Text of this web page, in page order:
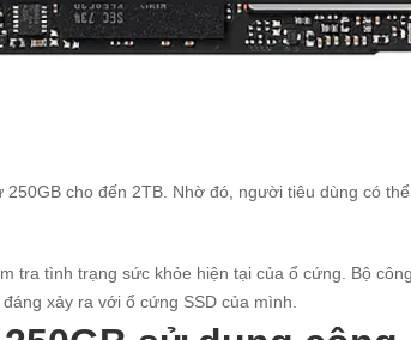
cho đến 2TB. Nhờ đó, người tiêu dùng có
tra tình trạng sức khỏe hiện tại của ổ cứng. Bộ
xảy ra với ổ cứng SSD của mình.